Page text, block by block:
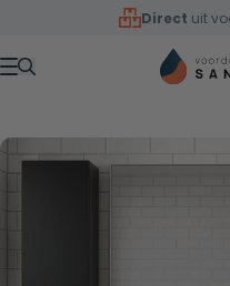
Overslaan naar inhoud
Direct uit
Menu